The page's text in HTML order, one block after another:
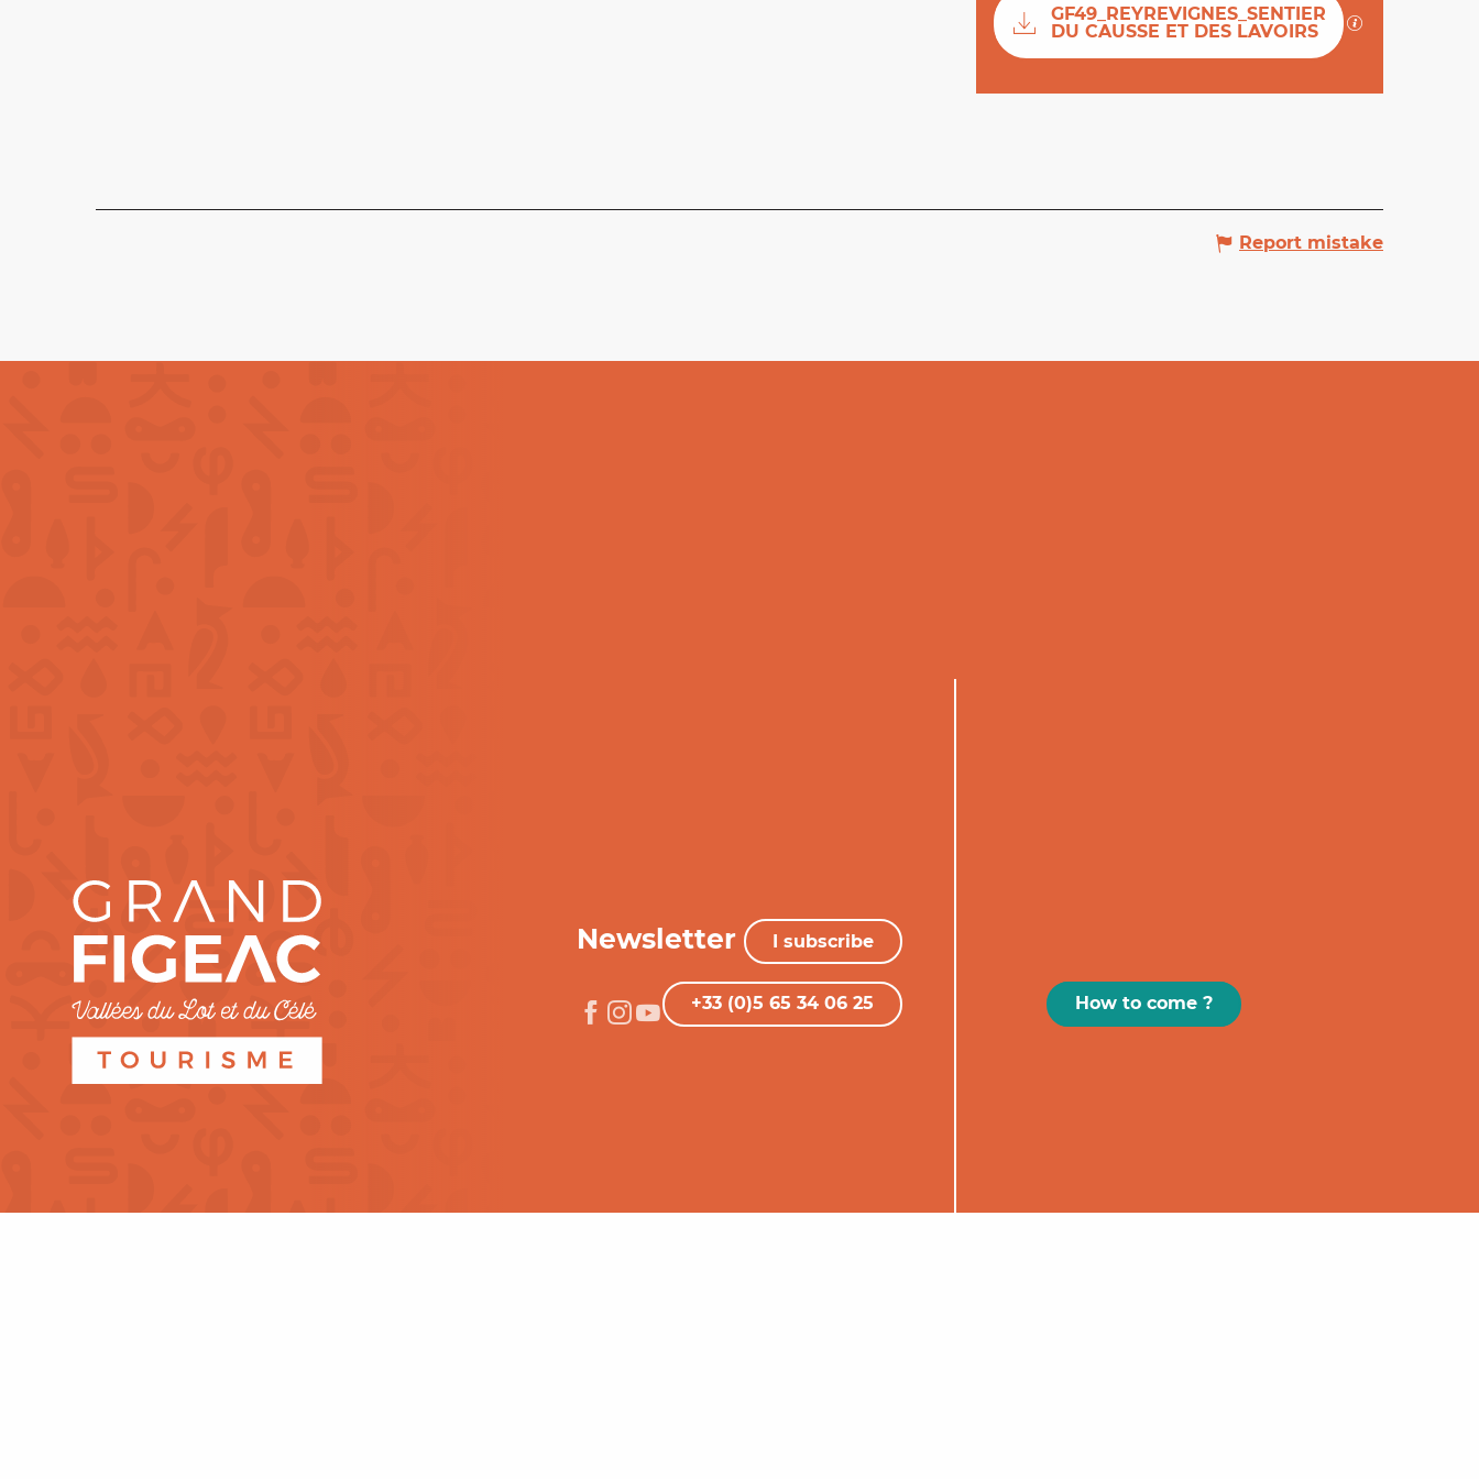
Documentation
GF49_REYREVIGNES_SENTIER
DU CAUSSE ET DES LAVOIRS
GPX / KML
Report mistake
Newsletter I subscribe
+33 (0)5 65 34 06 25
FIGEAC
How to come ?